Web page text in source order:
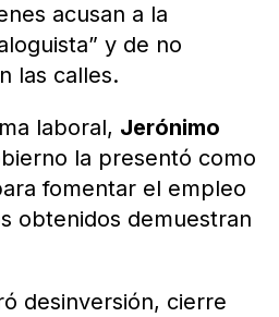
acusan a la
y de no
las calles.
laboral, Jerónimo
la presentó como
fomentar el empleo
obtenidos demuestran
desinversión, cierre